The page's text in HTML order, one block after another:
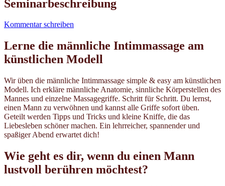
Seminarbeschreibung
Kommentar schreiben
Lerne die männliche Intimmassage am
künstlichen Modell
Wir üben die männliche Intimmassage simple & easy am künstlichen
Modell. Ich erkläre männliche Anatomie, sinnliche Körperstellen des
Mannes und einzelne Massagegriffe. Schritt für Schritt. Du lernst,
einen Mann zu verwöhnen und kannst alle Griffe sofort üben.
Geteilt werden Tipps und Tricks und kleine Kniffe, die das
Liebesleben schöner machen. Ein lehrreicher, spannender und
spaßiger Abend erwartet dich!
Wie geht es dir, wenn du einen Mann
lustvoll berühren möchtest?